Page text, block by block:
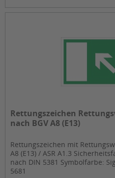
Rettungszeichen
nach BGV A8 (E13)
Rettungszeichen mit
A8 (E13) / ASR A1.3
nach DIN 5381 Symbolfarbe:
5681